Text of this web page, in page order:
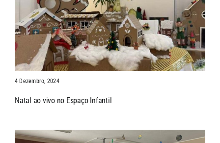
4 Dezembro, 2024
Natal ao vivo no Espaço Infantil